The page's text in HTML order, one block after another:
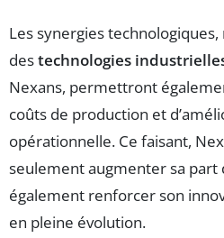
Les synergies
destechnologies
Nexans, permettront
coûts de production et
opérationnelle. Ce faisant,
seulement augmenter sa part
également renforcer son
en pleine évolution.